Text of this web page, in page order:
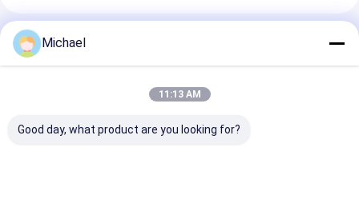
Порекомендованные Продукты
Michael
11:13 AM
Good day, what product are you looking for?